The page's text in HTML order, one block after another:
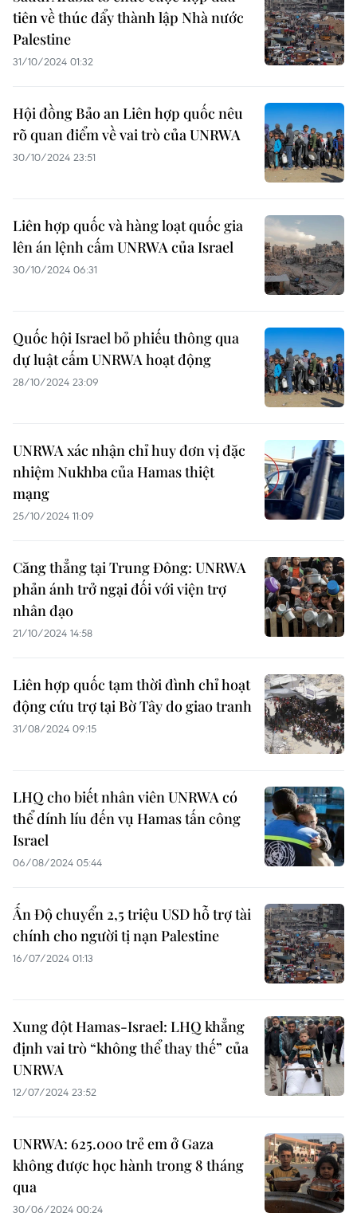
tiên về thúc đẩy thành lập Nhà nước
Palestine
31/10/2024 01:32
Hội đồng Bảo an Liên hợp quốc nêu
rõ quan điểm về vai trò của UNRWA
30/10/2024 23:51
Liên hợp quốc và hàng loạt quốc gia
lên án lệnh cấm UNRWA của Israel
30/10/2024 06:31
Quốc hội Israel bỏ phiếu thông qua
dự luật cấm UNRWA hoạt động
28/10/2024 23:09
UNRWA xác nhận chỉ huy đơn vị đặc
nhiệm Nukhba của Hamas thiệt
mạng
25/10/2024 11:09
Căng thẳng tại Trung Đông: UNRWA
phản ánh trở ngại đối với viện trợ
nhân đạo
21/10/2024 14:58
Liên hợp quốc tạm thời đình chỉ hoạt
động cứu trợ tại Bờ Tây do giao tranh
31/08/2024 09:15
LHQ cho biết nhân viên UNRWA có
thể dính líu đến vụ Hamas tấn công
Israel
06/08/2024 05:44
Ấn Độ chuyển 2,5 triệu USD hỗ trợ tài
chính cho người tị nạn Palestine
16/07/2024 01:13
Xung đột Hamas-Israel: LHQ khẳng
định vai trò “không thể thay thế” của
UNRWA
12/07/2024 23:52
UNRWA: 625.000 trẻ em ở Gaza
không được học hành trong 8 tháng
qua
30/06/2024 00:24